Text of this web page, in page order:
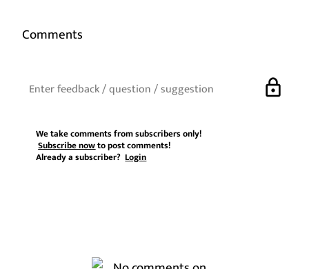
Comments
lock
We take comments from subscribers only!
Subscribe nowto post comments!
Already a subscriber?Login